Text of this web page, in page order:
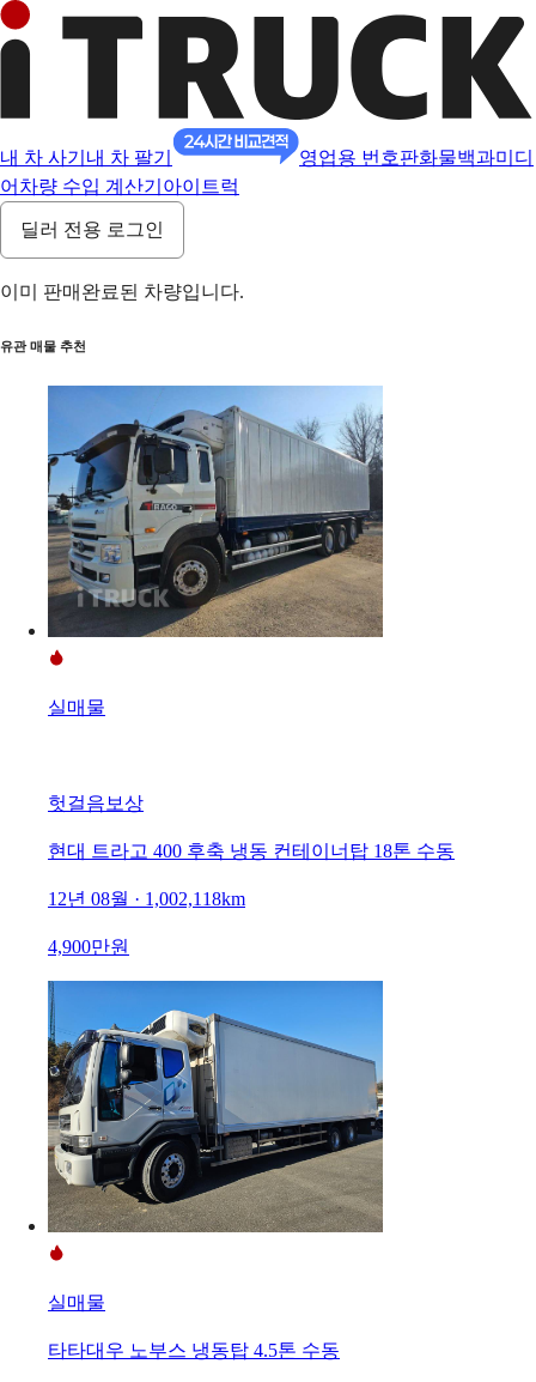
내 차 사기 내 차 팔기 영업용 번호판화물백과미디
어 차량 수입 계산기 아이트럭
딜러 전용 로그인
이미 판매완료된 차량입니다.
유관 매물 추천
실매물
헛걸음보상
현대 트라고 400 후축 냉동 컨테이너탑 18톤 수동
12년 08월 · 1,002,118km
4,900만원
실매물
타타대우 노부스 냉동탑 4.5톤 수동